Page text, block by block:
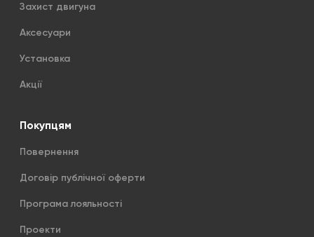
Захист двигуна
Аксесуари
Установка
Акції
Покупцям
Повернення
Договір публічної оферти
Програма лояльності
Проекти